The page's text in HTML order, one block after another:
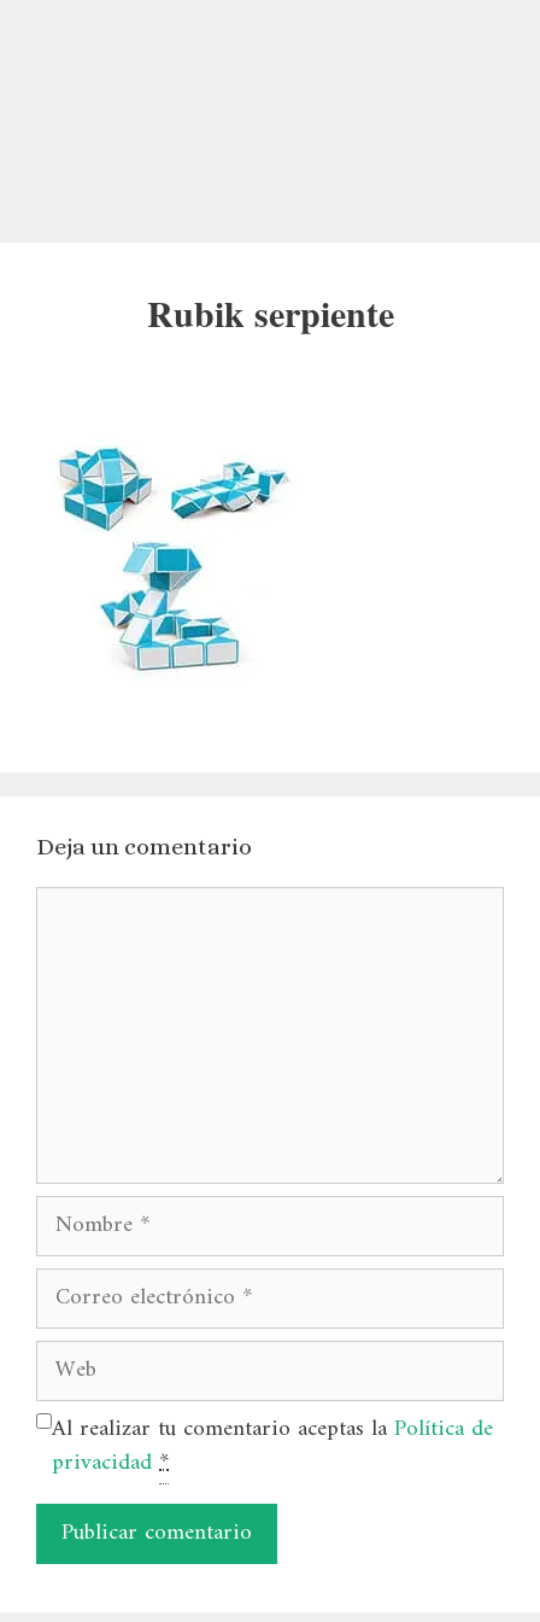
Rubik serpiente
Deja un comentario
Comentario
Nombre
Correo
electrónico
Web
Al realizar tu comentario aceptas laPolítica de
privacidad*